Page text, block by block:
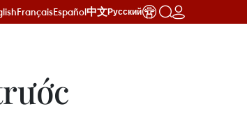
FrançaisEspañol中文Русский